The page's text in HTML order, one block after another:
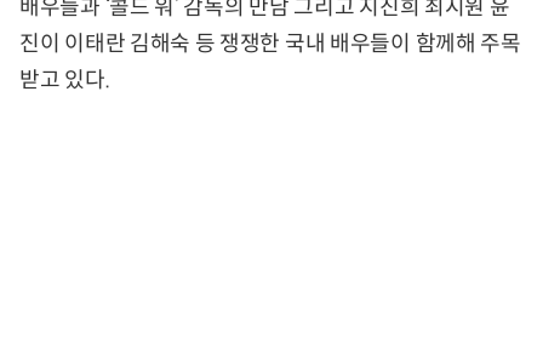
배우들과 ‘콜드 워’ 감독의 만남 그리고 지진희 최시원 윤
진이 이태란 김해숙 등 쟁쟁한 국내 배우들이 함께해 주목
받고 있다.